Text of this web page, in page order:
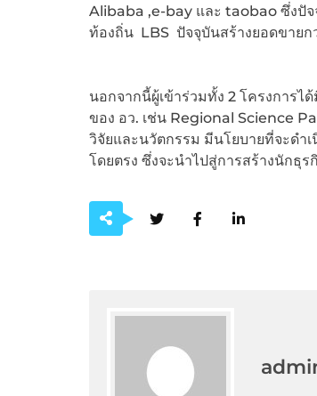
Alibaba ,e-bay และ taobao ซึ่งปั
ท้องถิ่น LBS ปัจจุบันสร้างยอดขายก
นอกจากนี้ผู้เข้าร่วมทั้ง 2 โครงการ
ของ อว. เช่น Regional Science
วิจัยและนวัตกรรม มีนโยบายที่จะดำ
โดยตรง ซึ่งจะนำไปสู่การสร้างนักธุ